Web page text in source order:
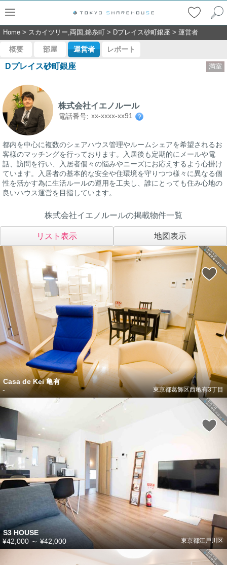
Home > スカイツリー,両国,錦糸町 > Dプレイス砂町銀座 > 運営者
概要 部屋 運営者 レポート
Dプレイス砂町銀座 満室
株式会社イエノルール
電話番号: xx-xxxx-xx91
都内を中心に複数のシェアハウス管理やルームシェアを希望されるお
客様のマッチングを行っております。入居後も定期的にメールや電
話、訪問を行い、入居者個々の悩みやニーズにお応えするよう心掛け
ています。入居者の基本的な安全や住環境を守りつつ様々に異なる個
性を活かす為に生活ルールの運用を工夫し、誰にとっても住み心地の
良いハウス運営を目指しています。
株式会社イエノルールの掲載物件一覧
リスト表示 地図表示
Casa de Kei 亀有
東京都葛飾区西亀有3丁目
-
S3 HOUSE
東京都江戸川区
¥42,000 ～ ¥42,000